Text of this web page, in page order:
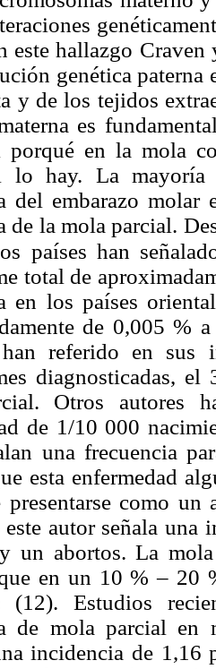
este hallazgo
genética paterna
y de los tejidos
es
porqué en la mola
lo hay. La mayoría
del embarazo molar
de la mola parcial.
países han
total de
en los países
de 0,005 %
referido en sus
diagnosticadas, el
Otros autores
de 1/10 000
una frecuencia
esta enfermedad
presentarse como
autor señala una
un abortos. La
en un 10 % – 20
(12). Estudios
de mola parcial en
incidencia de 1,16